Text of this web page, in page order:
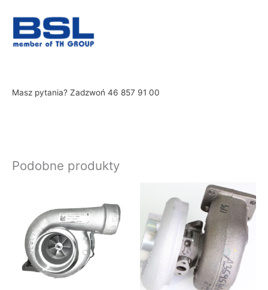
Masz pytania? Zadzwoń 46 857 91 00
Podobne produkty